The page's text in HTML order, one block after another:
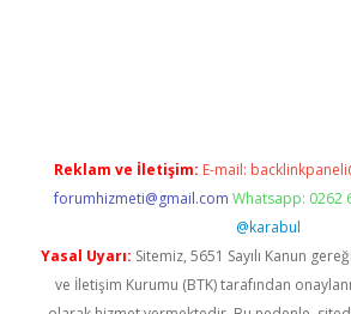
Reklam ve İletişim: E-mail:
forumhizmeti@gmail.com Whatsapp: 0262
@karabul
Yasal Uyarı: Sitemiz, 5651 Sayılı Kanun
ve İletişim Kurumu (BTK) tarafından